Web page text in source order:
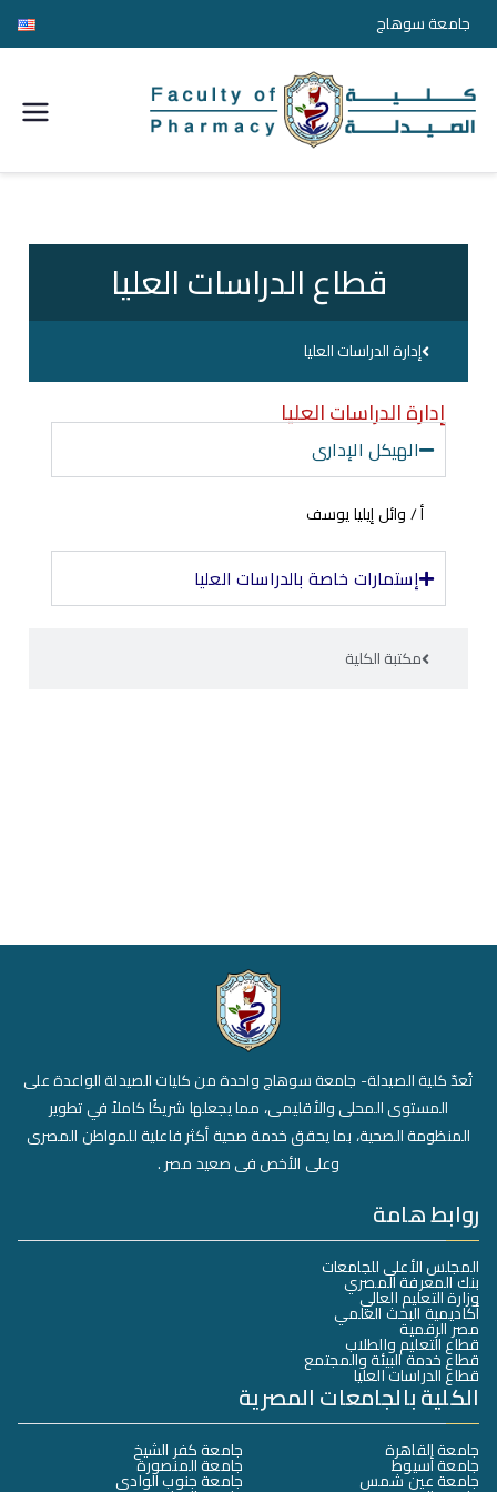
جامعة سوهاج
الصيدل
ة
جامعة
سوها
ج
قطاع الدراسات العليا
إدارة الدراسات العليا
مكتبة الكلية
إدارة الدراسات العليا
الهيكل الإدارى
أ / وائل إيليا يوسف
إستمارات خاصة بالدراسات العليا
تُعدّ كلية الصيدلة- جامعة سوهاج واحدة من كليات الصيدلة الواعدة على
المستوى المحلى والأقليمى، مما يجعلها شريكًا كاملاً في تطوير
المنظومة الصحية، بما يحقق خدمة صحية أكثر فاعلية للمواطن المصرى
وعلى الأخص فى صعيد مصر .
روابط هامة
المجلس الأعلى للجامعات
بنك المعرفة المصري
وزارة التعليم العالي
أكاديمية البحث العلمي
مصر الرقمية
قطاع التعليم والطلاب
قطاع خدمة البيئة والمجتمع
قطاع الدراسات العليا
الكلية بالجامعات المصرية
جامعة القاهرة
جامعة أسيوط
جامعة عين شمس
جامعة كفر الشيخ
جامعة المنصورة
جامعة جنوب الوادي